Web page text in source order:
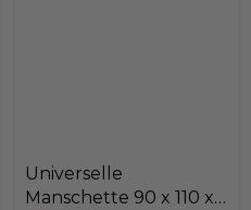
Universelle
Manschette 90 x 110 x